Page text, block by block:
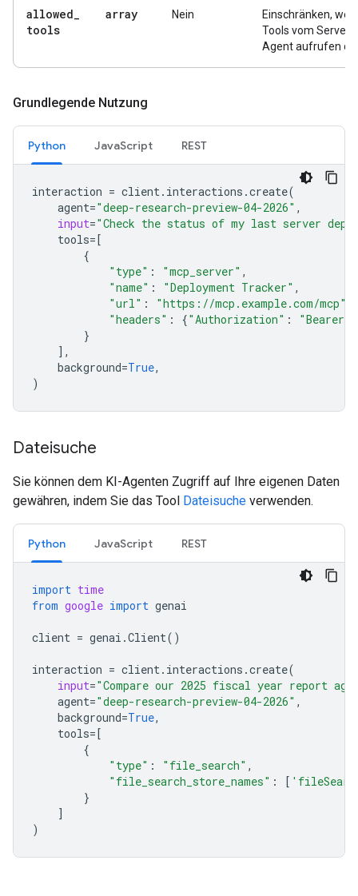
allowed_
tools
array Nein
Einschränken,
Tools vom Server
Agent aufrufen
Grundlegende Nutzung
Python JavaScript REST
interaction = client. interactions .create(
agent="deep-research-preview-04-2026" ,
input="Check the status of my last server
tools=[
{
"type" : "mcp_server" ,
"name" : "Deployment Tracker" ,
"url" : "https://mcp.example.com/mcp"
"headers" : {"Authorization" :
"Bearer
}
],
background=True,
)
Dateisuche
Sie können dem KI-Agenten Zugriff auf Ihre eigenen Daten
gewähren, indem Sie das Tool Dateisuche verwenden.
Python JavaScript REST
import time
from google import genai
client = genai .Client()
interaction = client. interactions .create(
input="Compare our 2025 fiscal year report
agent="deep-research-preview-04-2026" ,
background=True,
tools=[
{
"type" : "file_search" ,
"file_search_store_names" : [
}
]
)